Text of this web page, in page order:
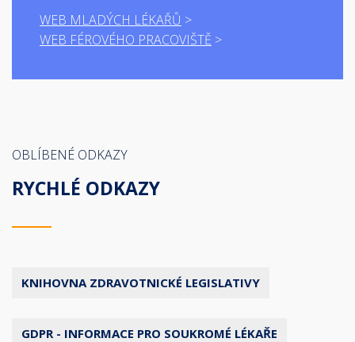
WEB MLADÝCH LÉKAŘŮ
WEB FÉROVÉHO PRACOVIŠTĚ
OBLÍBENÉ ODKAZY
RYCHLÉ ODKAZY
KNIHOVNA ZDRAVOTNICKÉ LEGISLATIVY
GDPR - INFORMACE PRO SOUKROMÉ LÉKAŘE